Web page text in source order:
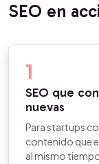
SEO en
1
SEO que
nuevas
Para startups
contenido que
al mismo